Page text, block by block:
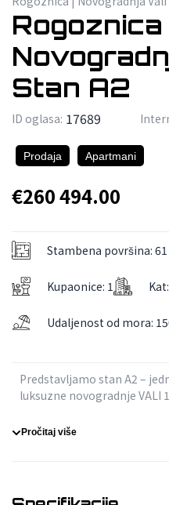
Rogoznica |
Stan A2
ID oglasa: 17689
Prodaja Apartmani
€260 494.00
Stambena površina: 61
Kupaonice: 1
Udaljenost od mora:
Predstavljamo stan A2 –
luksuzne novogradnje VALI
vanjskim prostorom i
zastupnik projekta VALI.
Pročitaj više